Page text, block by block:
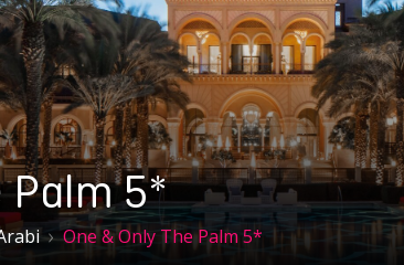
Palm 5*
One & Only The Palm 5*